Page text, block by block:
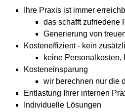
Ihre Praxis ist immer
das schafft zufriedene
Generierung von
Kosteneffizient - kein
keine Personalkosten,
Kosteneinsparung
wir berechnen nur die
Entlastung Ihrer internen
Individuelle Lösungen